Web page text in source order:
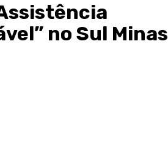
no Sul Minas